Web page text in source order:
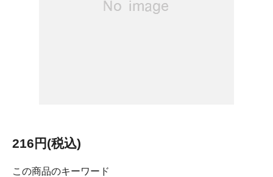
216円(税込)
この商品のキーワード